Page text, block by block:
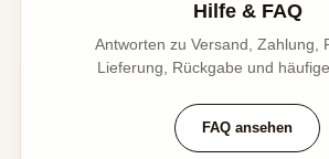
Hilfe & FAQ
Antworten zu Versand, Zahlung,
Lieferung, Rückgabe und
FAQ ansehen